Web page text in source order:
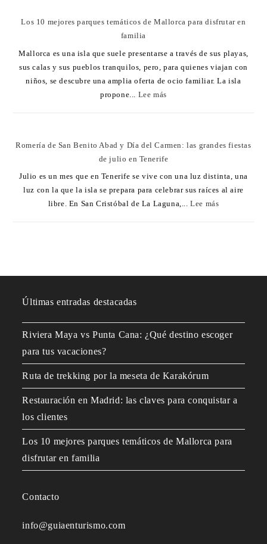
Los 10 mejores parques temáticos de Mallorca para disfrutar en
familia
Mallorca es una isla que suele presentarse a través de sus playas,
sus calas y sus pueblos tranquilos, pero, para quienes viajan con
niños, se descubre una amplia oferta de ocio familiar. La isla
propone... Lee más
Romería de San Benito Abad y Día del Carmen: las grandes fiestas
de julio en Tenerife
Julio es un mes que en Tenerife se vive con una luz distinta, una
luz con la que la isla se prepara para celebrar sus raíces al aire
libre. En San Cristóbal de La Laguna,...Lee más
Últimas entradas destacadas
Riviera Maya vs Punta Cana: ¿Qué destino escoger
para tus vacaciones?
Ruta de trekking por la meseta de Karakórum
Restauración en Madrid: las claves para conquistar a
los clientes
Los 10 mejores parques temáticos de Mallorca para
disfrutar en familia
Contacto
info@guiaenturismo.com